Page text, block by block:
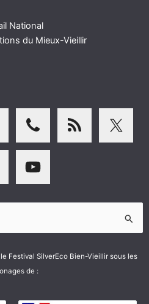
National
du Mieux-Vieillir
Festival SilverEco Bien-Vieillir sous les
de :